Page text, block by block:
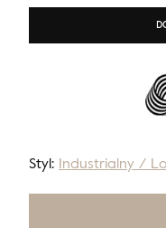
Styl: Industrialny /